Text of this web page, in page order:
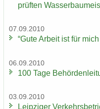
prüf­ten
07.09.2010
“Gute Ar­beit ist für
06.09.2010
100 Tage
03.09.2010
Leip­zi­ger